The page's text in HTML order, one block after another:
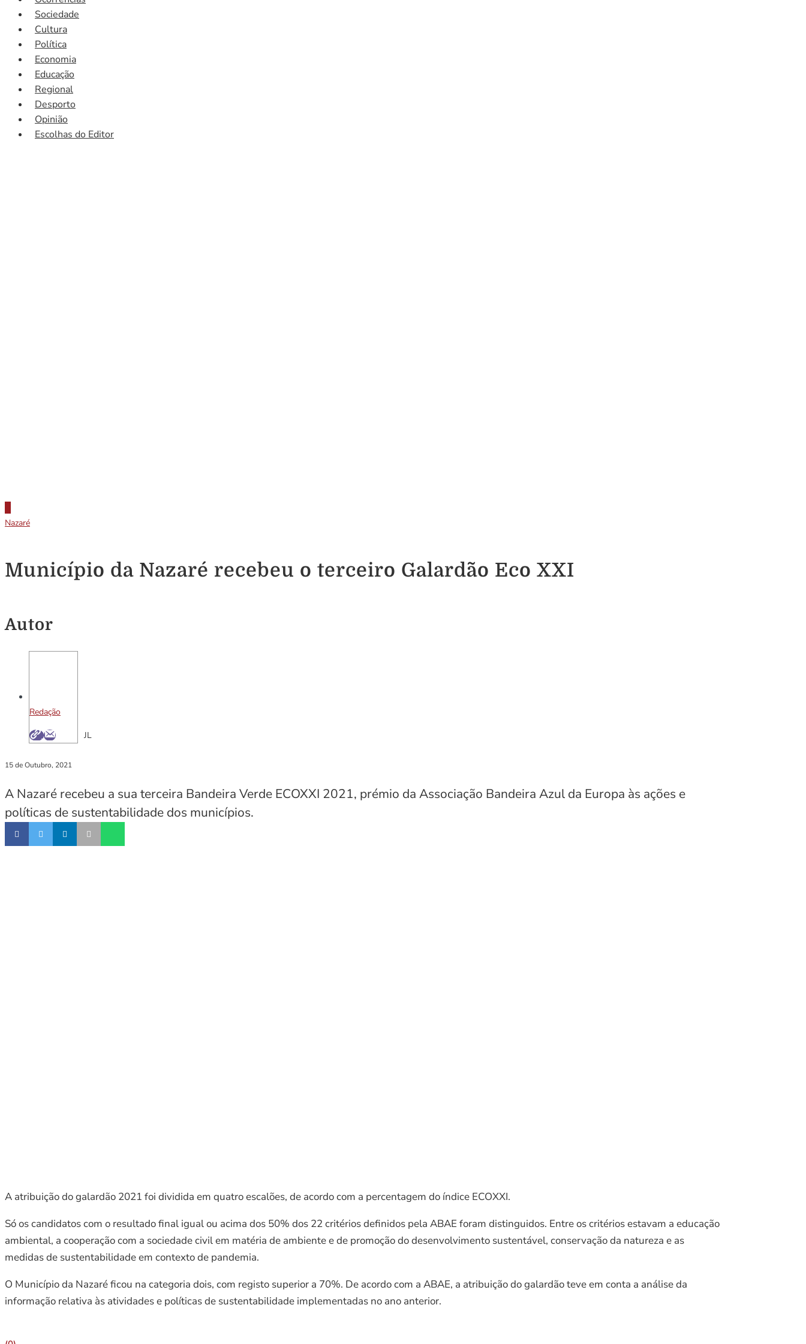
Sociedade
Cultura
Política
Economia
Educação
Regional
Desporto
Opinião
Escolhas do Editor
Nazaré
Município da Nazaré recebeu o terceiro Galardão Eco XXI
Autor
Redação
JL
15 de Outubro, 2021
A Nazaré recebeu a sua terceira Bandeira Verde ECOXXI 2021, prémio da Associação Bandeira Azul da Europa às ações e
políticas de sustentabilidade dos municípios.
A atribuição do galardão 2021 foi dividida em quatro escalões, de acordo com a percentagem do índice ECOXXI.
Só os candidatos com o resultado final igual ou acima dos 50% dos 22 critérios definidos pela ABAE foram distinguidos. Entre os critérios estavam a educação
ambiental, a cooperação com a sociedade civil em matéria de ambiente e de promoção do desenvolvimento sustentável, conservação da natureza e as
medidas de sustentabilidade em contexto de pandemia.
O Município da Nazaré ficou na categoria dois, com registo superior a 70%. De acordo com a ABAE, a atribuição do galardão teve em conta a análise da
informação relativa às atividades e políticas de sustentabilidade implementadas no ano anterior.